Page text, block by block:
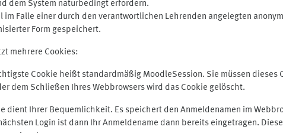
dem System naturbedingt erfordern.
im Falle einer durch den verantwortlichen Lehrenden angelegten
Form gespeichert.
mehrere Cookies:
Cookie heißt standardmäßig MoodleSession. Sie müssen
dem Schließen Ihres Webbrowsers wird das Cookie gelöscht.
dient Ihrer Bequemlichkeit. Es speichert den Anmeldenamen im
Login ist dann Ihr Anmeldename dann bereits eingetragen.